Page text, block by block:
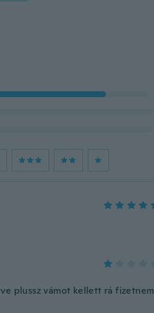
plussz vámot kellett rá fizetnem